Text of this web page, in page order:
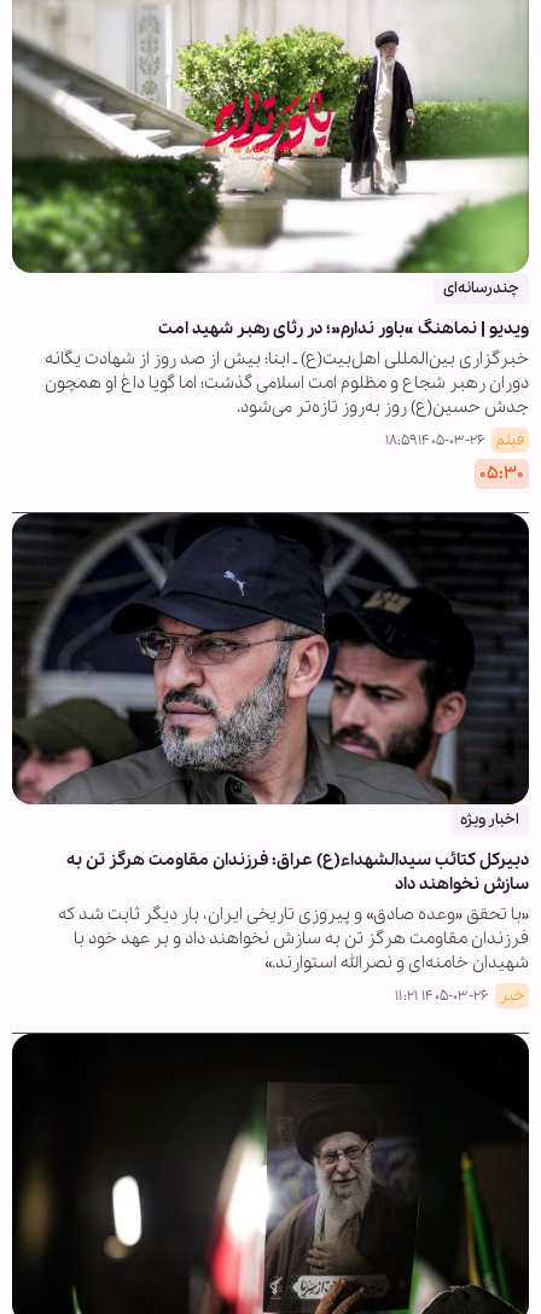
چندرسانه‌ای
ویدیو | نماهنگ «باور ندارم»؛ در رثای رهبر شهید امت
خبرگزاری بین‌المللی اهل‌بیت(ع) ـ ابنا: بیش از صد روز از شهادت یگانه
دوران رهبر شجاع و مظلوم امت اسلامی گذشت؛ اما گویا داغ او همچون
جدش حسین(ع) روز به‌روز تازه‌تر می‌شود.
فیلم ۱۴۰۵-۰۳-۲۶ ۱۸:۵۹
۰۵:۳۰
اخبار ویژه
دبیرکل کتائب سیدالشهداء(ع) عراق: فرزندان مقاومت هرگز تن به
سازش نخواهند داد
«با تحقق «وعده صادق» و پیروزی تاریخی ایران، بار دیگر ثابت شد که
فرزندان مقاومت هرگز تن به سازش نخواهند داد و بر عهد خود با
شهیدان خامنه‌ای و نصرالله استوارند.»
خبر ۱۴۰۵-۰۳-۲۶ ۱۱:۲۱